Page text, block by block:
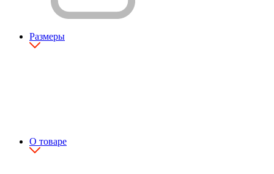
Размеры
О товаре